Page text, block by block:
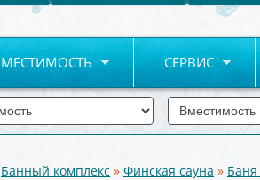
СЕРВИС
Банный комплекс » Финская сауна »